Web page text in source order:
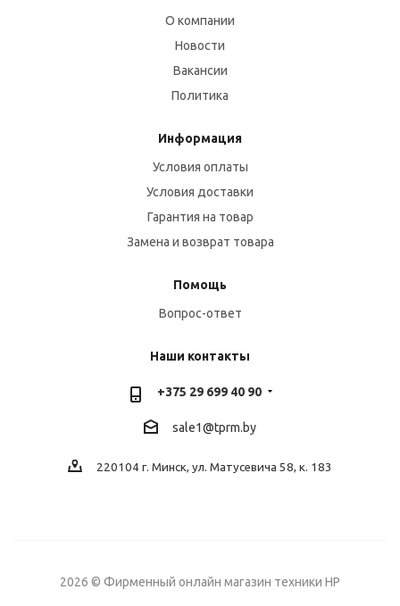
О компании
Новости
Вакансии
Политика
Информация
Условия оплаты
Условия доставки
Гарантия на товар
Замена и возврат товара
Помощь
Вопрос-ответ
Наши контакты
+375 29 699 40 90
sale1@tprm.by
220104 г. Минск, ул. Матусевича 58, к. 183
2026 © Фирменный онлайн магазин техники HP